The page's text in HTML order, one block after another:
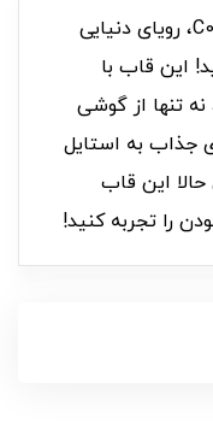
با قاب C006382Wave Moon Dream، رویای دنیایی
این قاب با
تنها از گوشی
جذاب به استایل
این قاب
را تجربه کنید!